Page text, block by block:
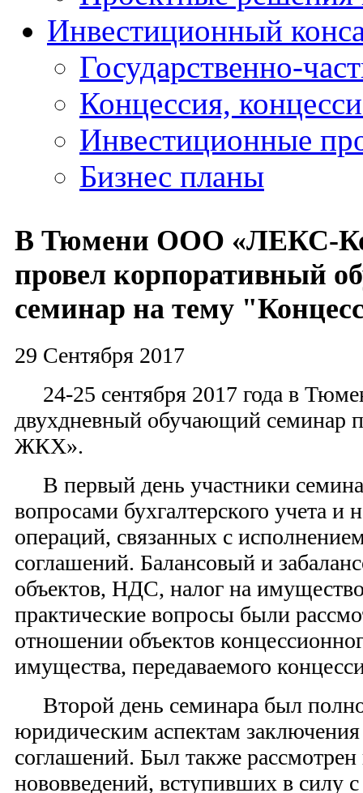
Инвестиционный
Государственно-
Концессия,
Инвестиционные
Бизнес планы
В Тюмени ООО «ЛЕКС-
провел корпоративный
семинар на тему
29 Сентября 2017
24-25 сентября 2017 года в
двухдневный обучающий семинар
ЖКХ».
В первый день участники
вопросами бухгалтерского учета и
операций, связанных с
соглашений. Балансовый и
объектов, НДС, налог на
практические вопросы были
отношении объектов
имущества, передаваемого
Второй день семинара был
юридическим аспектам
соглашений. Был также рассмотрен
нововведений, вступивших в силу